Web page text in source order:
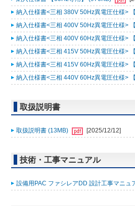
納入仕様書<三相 380V 50Hz異電圧仕様>
納入仕様書<三相 400V 50Hz異電圧仕様>
納入仕様書<三相 400V 60Hz異電圧仕様>
納入仕様書<三相 415V 50Hz異電圧仕様>
納入仕様書<三相 415V 60Hz異電圧仕様>
納入仕様書<三相 440V 60Hz異電圧仕様>
取扱説明書
取扱説明書 (13MB) [2025/12/12]
技術・工事マニュアル
設備用PAC ファシレアDD 設計工事マニュ